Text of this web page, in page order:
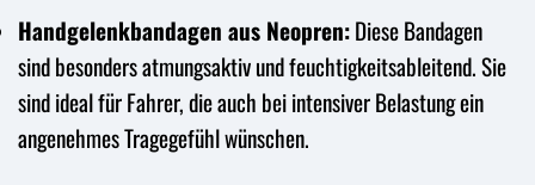
Handgelenkbandagen aus Neopren:Diese Bandagen
sind besonders atmungsaktiv und feuchtigkeitsableitend. Sie
sind ideal für Fahrer, die auch bei intensiver Belastung ein
angenehmes Tragegefühl wünschen.